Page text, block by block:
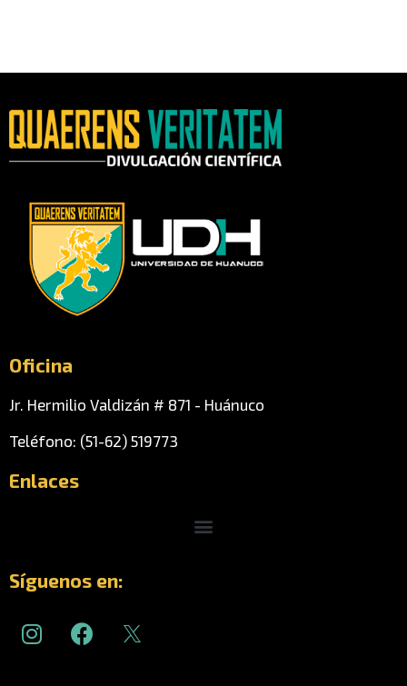
Oficina
Jr. Hermilio Valdizán # 871 - Huánuco
Teléfono: (51-62) 519773
Enlaces
Menu
Síguenos en:
I
n
F
a